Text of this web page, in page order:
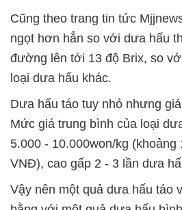
Cũng theo trang tin tức
ngọt hơn hẳn so với dưa hấu
đường lên tới 13 độ Brix, so
loại dưa hấu khác.
Dưa hấu táo tuy nhỏ nhưng
Mức giá trung bình của loại
5.000 - 10.000won/kg (khoảng
VNĐ), cao gấp 2 - 3 lần dưa
Vậy nên một quả dưa hấu táo